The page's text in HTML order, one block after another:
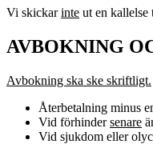
Vi skickarinte ut en
AVBOKNING
Avbokning ska ske skriftligt.
Återbetalning minus
Vid förhindersenare
Vid sjukdom eller